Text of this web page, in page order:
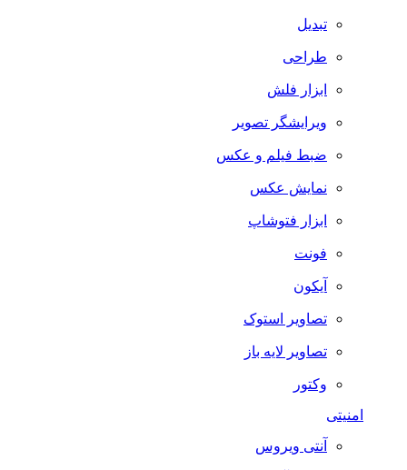
تبدیل
طراحی
ابزار فلش
ویرایشگر تصویر
ضبط فيلم و عكس
نمایش عکس
ابزار فتوشاپ
فونت
آیکون
تصاویر استوک
تصاویر لایه باز
وکتور
آنتی ویروس